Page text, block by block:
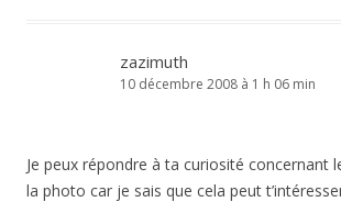
zazimuth
10 décembre 2008 à 1 h 06 min
Je peux répondre à ta curiosité concernant
la photo car je sais que cela peut